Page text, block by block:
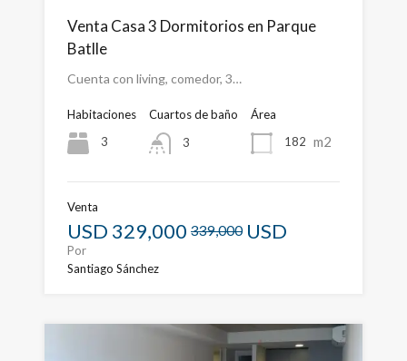
Venta Casa 3 Dormitorios en Parque
Batlle
Cuenta con living, comedor, 3…
Habitaciones
3
Cuartos de baño
3
Área
182 m2
Venta
USD 329,000 339,000 USD
Por
Santiago Sánchez